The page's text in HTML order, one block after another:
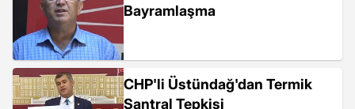
Bayramlaşma
CHP'li Üstündağ'dan Termik
Santral Tepkisi